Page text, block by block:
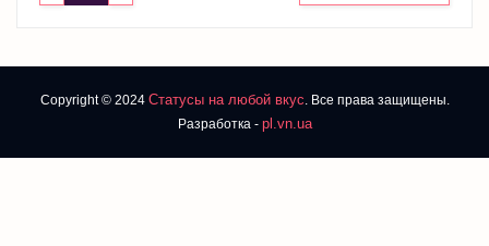
Copyright © 2024 Статусы на любой вкус. Все права защищены.
Разработка - pl.vn.ua